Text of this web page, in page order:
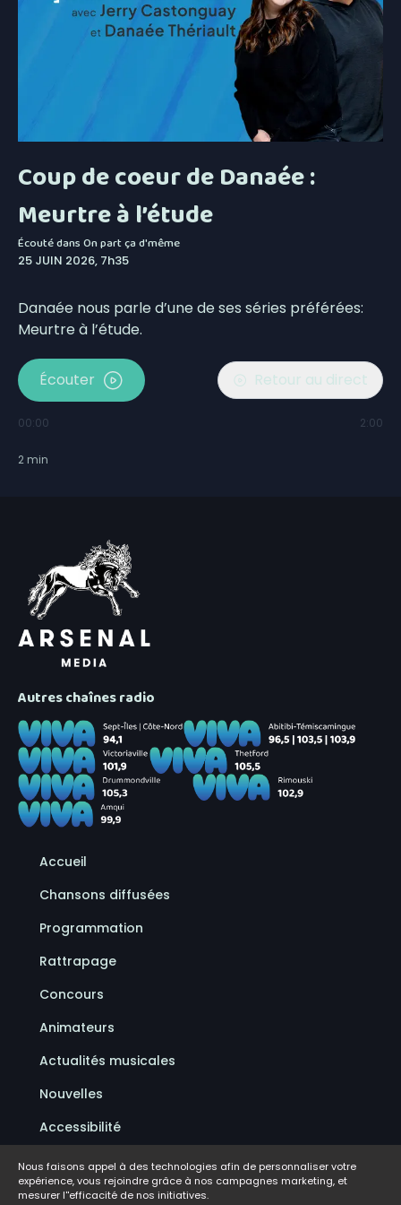
Coup de coeur de Danaée :
Meurtre à l’étude
Écouté dansOn part ça d'même
25 JUIN 2026, 7h35
Danaée nous parle d’une de ses séries préférées:
Meurtre à l’étude.
Écouter Retour au direct
00:00 2:00
2 min
Autres chaînes radio
Accueil
Chansons diffusées
Programmation
Rattrapage
Concours
Animateurs
Actualités musicales
Nouvelles
Accessibilité
Politique de confidentialité
Conditions d'utilisation
Nous faisons appel à des technologies afin de personnaliser votre
expérience, vous rejoindre grâce à nos campagnes marketing, et
mesurer l''efficacité de nos initiatives.